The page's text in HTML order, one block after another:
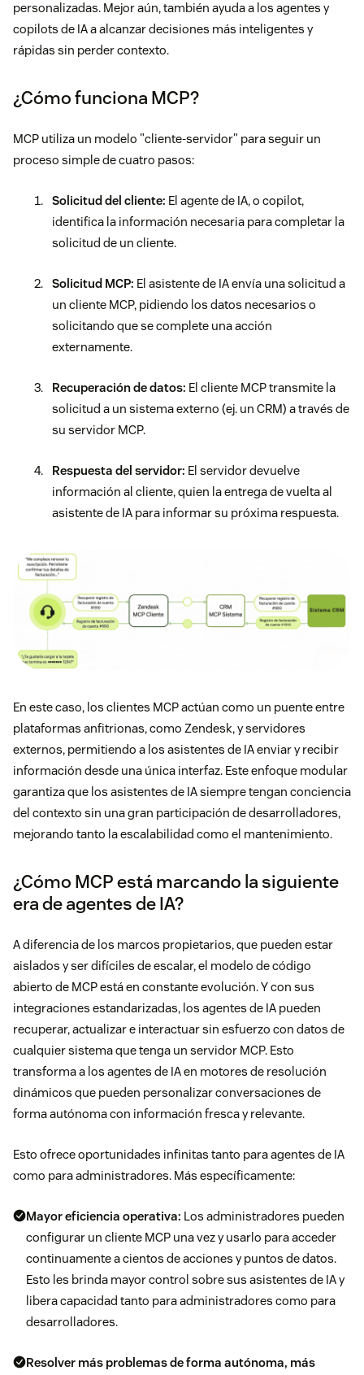
personalizadas. Mejor aún, también ayuda a los agentes y
copilots de IA a alcanzar decisiones más inteligentes y
rápidas sin perder contexto.
¿Cómo funciona MCP?
MCP utiliza un modelo "cliente-servidor" para seguir un
proceso simple de cuatro pasos:
Solicitud del cliente: El agente de IA, o copilot,
identifica la información necesaria para completar la
solicitud de un cliente.
Solicitud MCP: El asistente de IA envía una solicitud a
un cliente MCP, pidiendo los datos necesarios o
solicitando que se complete una acción
externamente.
Recuperación de datos: El cliente MCP transmite la
solicitud a un sistema externo (ej. un CRM) a través de
su servidor MCP.
Respuesta del servidor: El servidor devuelve
información al cliente, quien la entrega de vuelta al
asistente de IA para informar su próxima respuesta.
En este caso, los clientes MCP actúan como un puente entre
plataformas anfitrionas, como Zendesk, y servidores
externos, permitiendo a los asistentes de IA enviar y recibir
información desde una única interfaz. Este enfoque modular
garantiza que los asistentes de IA siempre tengan conciencia
del contexto sin una gran participación de desarrolladores,
mejorando tanto la escalabilidad como el mantenimiento.
¿Cómo MCP está marcando la siguiente
era de agentes de IA?
A diferencia de los marcos propietarios, que pueden estar
aislados y ser difíciles de escalar, el modelo de código
abierto de MCP está en constante evolución. Y con sus
integraciones estandarizadas, los agentes de IA pueden
recuperar, actualizar e interactuar sin esfuerzo con datos de
cualquier sistema que tenga un servidor MCP. Esto
transforma a los agentes de IA en motores de resolución
dinámicos que pueden personalizar conversaciones de
forma autónoma con información fresca y relevante.
Esto ofrece oportunidades infinitas tanto para agentes de IA
como para administradores. Más específicamente:
Mayor eficiencia operativa: Los administradores pueden
configurar un cliente MCP una vez y usarlo para acceder
continuamente a cientos de acciones y puntos de datos.
Esto les brinda mayor control sobre sus asistentes de IA y
libera capacidad tanto para administradores como para
desarrolladores.
Resolver más problemas de forma autónoma, más